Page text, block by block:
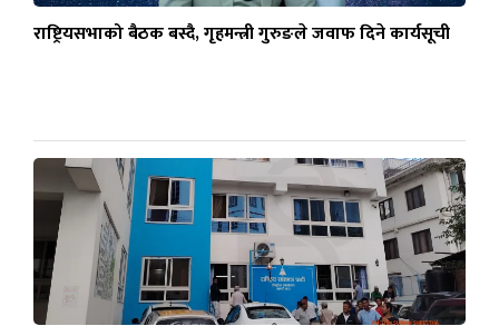
राष्ट्रियसभाको बैठक बस्दै, गृहमन्त्री गुरुङले जवाफ दिने कार्यसूची